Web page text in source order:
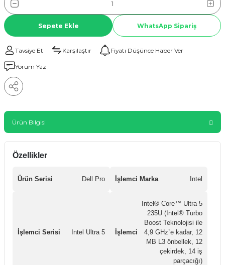
Sepete Ekle WhatsApp Sipariş
Tavsiye Et Karşılaştır Fiyatı Düşünce Haber Ver
Yorum Yaz
Ürün Bilgisi
Özellikler
Ürün Serisi Dell Pro İşlemci Marka Intel
İşlemci Serisi Intel Ultra 5 İşlemci
Intel® Core™ Ultra 5
235U (Intel® Turbo
Boost Teknolojisi ile
4,9 GHz`e kadar, 12
MB L3 önbellek, 12
çekirdek, 14 iş
parçacığı)